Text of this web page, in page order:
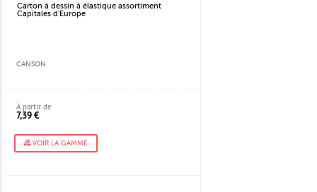
Carton à dessin à élastique assortiment
Capitales d'Europe
CANSON
À partir de
7,39 €
VOIR LA GAMME